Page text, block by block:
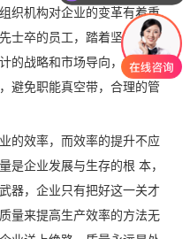
织机构对企业的变革有着重
士卒的员工，踏着坚定的步
的战略和市场导向，消除机
避免职能真空带，合理的管
效率，而效率的提升不应
是企业发展与生存的根 本，
器，企业只有把好这一关才
量来提高生产效率的方法无